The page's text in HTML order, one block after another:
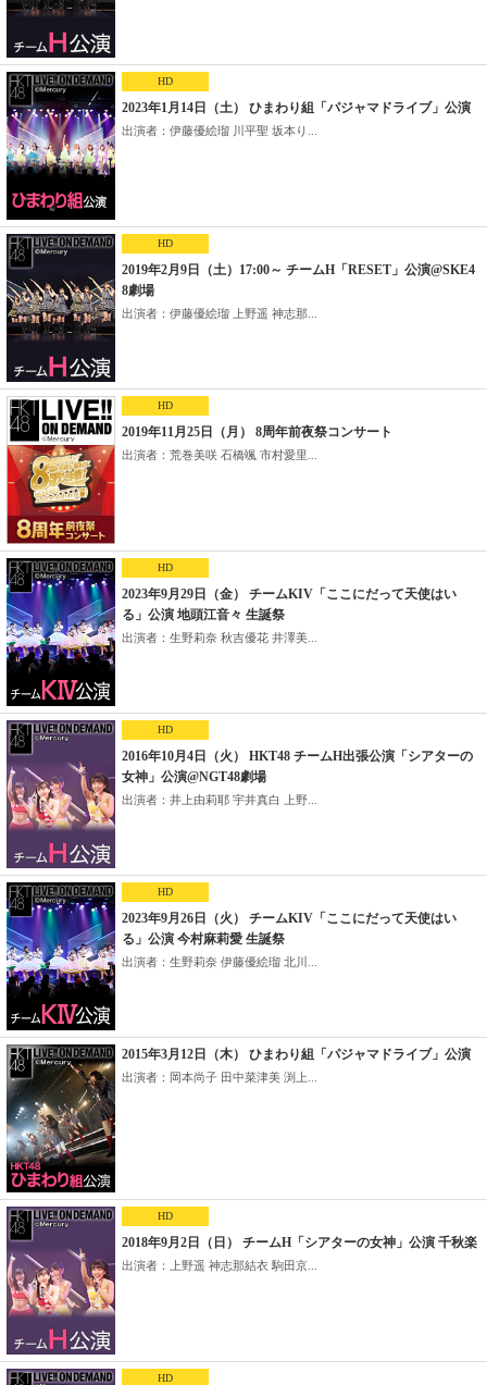
HD
2023年1月14日（土） ひまわり組「パジャマドライブ」公演
出演者：伊藤優絵瑠 川平聖 坂本り...
HD
2019年2月9日（土）17:00～ チームH「RESET」公演@SKE4
8劇場
出演者：伊藤優絵瑠 上野遥 神志那...
HD
2019年11月25日（月） 8周年前夜祭コンサート
出演者：荒巻美咲 石橋颯 市村愛里...
HD
2023年9月29日（金） チームKIV「ここにだって天使はい
る」公演 地頭江音々 生誕祭
出演者：生野莉奈 秋吉優花 井澤美...
HD
2016年10月4日（火） HKT48 チームH出張公演「シアターの
女神」公演@NGT48劇場
出演者：井上由莉耶 宇井真白 上野...
HD
2023年9月26日（火） チームKIV「ここにだって天使はい
る」公演 今村麻莉愛 生誕祭
出演者：生野莉奈 伊藤優絵瑠 北川...
2015年3月12日（木） ひまわり組「パジャマドライブ」公演
出演者：岡本尚子 田中菜津美 渕上...
HD
2018年9月2日（日） チームH「シアターの女神」公演 千秋楽
出演者：上野遥 神志那結衣 駒田京...
HD